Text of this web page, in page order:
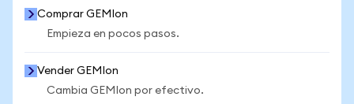
Comprar GEMIon
Empieza en pocos pasos.
Vender GEMIon
Cambia GEMIon por efectivo.